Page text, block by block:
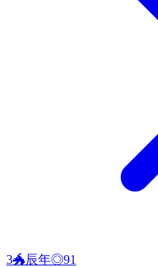
3🐲辰年◎91